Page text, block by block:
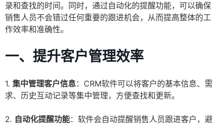
录和查找的时间。同时，通过自动化的提醒功能，可以确保
销售人员不会错过任何重要的跟进机会，从而提高整体的工
作效率和准确性。
一、 提升客户管理效率
1. 集中管理客户信息：CRM软件可以将客户的基本信息、需
求、历史互动记录等集中管理，方便查找和更新。
2. 自动化提醒功能：软件会自动提醒销售人员跟进客户，避